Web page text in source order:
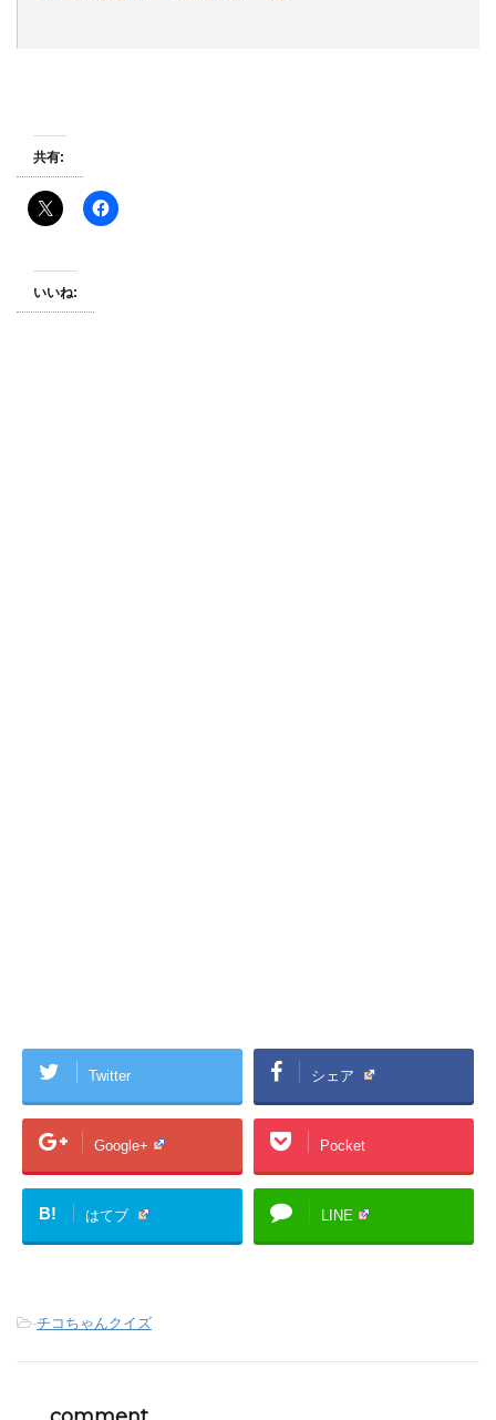
共有:
いいね:
Twitter シェア
Google+ Pocket
B! はてブ LINE
-チコちゃんクイズ